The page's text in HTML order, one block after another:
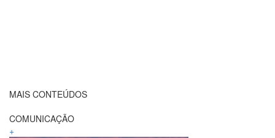
MAIS CONTEÚDOS
COMUNICAÇÃO
+